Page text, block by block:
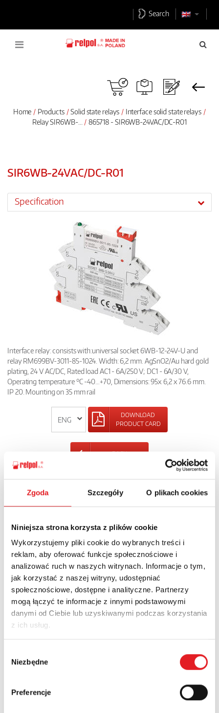
Zgoda Szczegóły O plikach cookies
Niniejsza strona korzysta z plików cookie
Wykorzystujemy pliki cookie do wybranych treści i
reklam, aby oferować funkcje społecznościowe i
analizować ruch w naszych witrynach. Informacje o tym,
jak korzystać z naszej witryny, udostępniać
społecznościowe, dostępne i analityczne. Partnerzy
mogą łączyć te informacje z innymi podstawowymi
danymi od Ciebie lub uzyskiwanymi podczas korzystania
z ich usług.
zgody
Niezbędne
Preferencje
Search
Home Products Solid state relays
Interface solid state relays
Relay SIR6WB-...
865718 - SIR6WB-24VAC/DC-R01
SIR6WB-24VAC/DC-R01
Specification
Interface relay: consists with:universal socket 6WB-12-24V-U and
relay RM699BV-3011-85-1024. Width: 6,2 mm. AgSnO2/Au hard gold
plating, 24 V AC/DC, Rated load AC1 - 6A/250 V; DC1 - 6A/30 V,
Operating temperature °C -40…+70, Dimensions: 95x 6,2 x 76.6 mm.
IP 20. Mounting on 35 mm rail
DOWNLOAD
PRODUCT CARD
BACK
Name: *
Company:
Country: